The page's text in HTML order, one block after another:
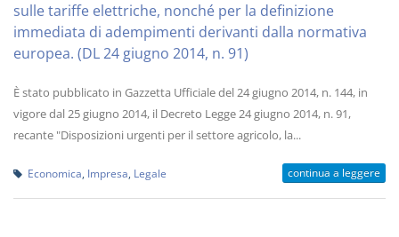
sulle tariffe elettriche, nonché per la definizione
immediata di adempimenti derivanti dalla normativa
europea. (DL 24 giugno 2014, n. 91)
È stato pubblicato in Gazzetta Ufficiale del 24 giugno 2014, n. 144, in
vigore dal 25 giugno 2014, il Decreto Legge 24 giugno 2014, n. 91,
recante "Disposizioni urgenti per il settore agricolo, la...
Economica Impresa Legale continua a leggere